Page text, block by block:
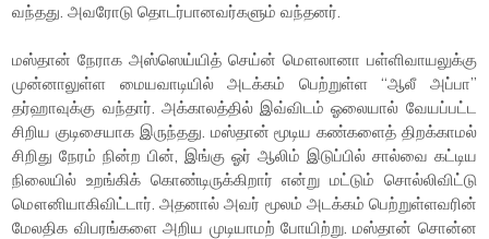
வந்தது. அவரோடு தொடர்பானவர்களும் வந்தனர்.
மஸ்தான் நேராக அஸ்ஸெய்யித் செய்ன் மௌலானா பள்ளிவாயலுக்கு
முன்னாலுள்ள மையவாடியில் அடக்கம் பெற்றுள்ள “ஆலீ அப்பா”
தர்ஹாவுக்கு வந்தார். அக்காலத்தில் இவ்விடம் ஓலையால் வேயப்பட்ட
சிறிய குடிசையாக இருந்தது. மஸ்தான் மூடிய கண்களைத் திறக்காமல்
சிறிது நேரம் நின்ற பின், இங்கு ஓர் ஆலிம் இடுப்பில் சால்வை கட்டிய
நிலையில் உறங்கிக் கொண்டிருக்கிறார் என்று மட்டும் சொல்லிவிட்டு
மௌனியாகிவிட்டார். அதனால் அவர் மூலம் அடக்கம் பெற்றுள்ளவரின்
மேலதிக விபரங்களை அறிய முடியாமற் போயிற்று. மஸ்தான் சொன்ன